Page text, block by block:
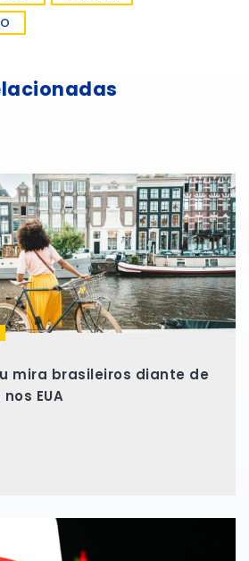
mira brasileiros diante de
EUA